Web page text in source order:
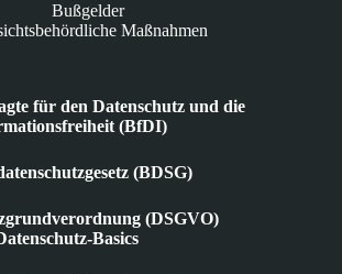
Bußgelder
Maßnahmen
für den Datenschutz und die
(BfDI)
(BDSG)
(DSGVO)
Basics